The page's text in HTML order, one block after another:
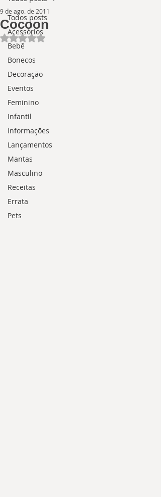
Todos posts
Acessórios
Bebê
Bonecos
Decoração
Eventos
Feminino
Infantil
Informações
Lançamentos
Mantas
Masculino
Receitas
Errata
Pets
Cocoon
9 de ago. de 2011
Avaliado com NaN de 5 estrelas.